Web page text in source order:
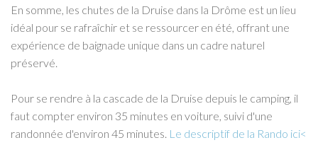
En somme, les chutes de la Druise dans la Drôme est un lieu
idéal pour se rafraîchir et se ressourcer en été, offrant une
expérience de baignade unique dans un cadre naturel
préservé.
Pour se rendre à la cascade de la Druise depuis le camping, il
faut compter environ 35 minutes en voiture, suivi d'une
randonnée d'environ 45 minutes. Le descriptif de la Rando ici<